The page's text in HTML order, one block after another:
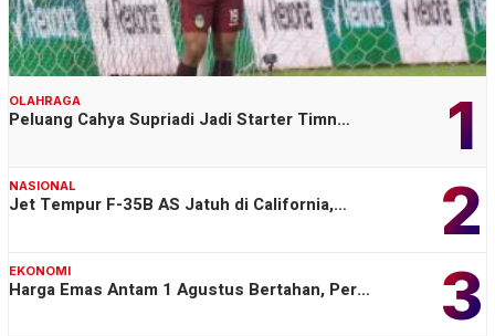
1
OLAHRAGA
Peluang Cahya Supriadi Jadi Starter Timn…
2
NASIONAL
Jet Tempur F-35B AS Jatuh di California,…
3
EKONOMI
Harga Emas Antam 1 Agustus Bertahan, Per…